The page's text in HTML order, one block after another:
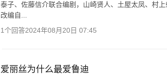
泰子、佐藤信介联合编剧，山崎贤人、土屋太凤、村
改编自...
1个回答2024年08月20日 07:45
爱丽丝为什么最爱鲁迪